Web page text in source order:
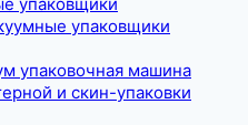
упаковщики
упаковщики
упаковочная машина
и скин-упаковки